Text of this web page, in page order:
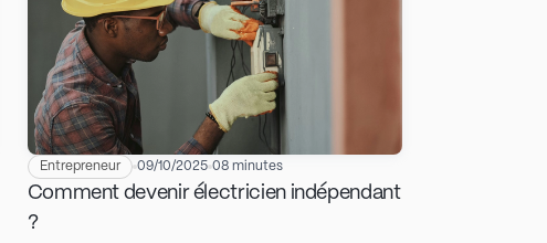
Entrepreneur 09/10/2025 08 minutes
Comment devenir électricien indépendant
?